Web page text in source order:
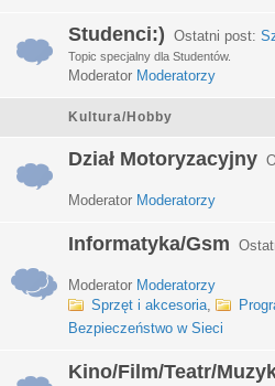
Studenci:) Ostatni post:
Topic specjalny dla Studentów.
Moderator Moderatorzy
Kultura/Hobby
Dział Motoryzacyjny
Moderator Moderatorzy
Informatyka/Gsm
Moderator Moderatorzy
Sprzęt i akcesoria,
Bezpieczeństwo w Sieci
Kino/Film/Teatr/